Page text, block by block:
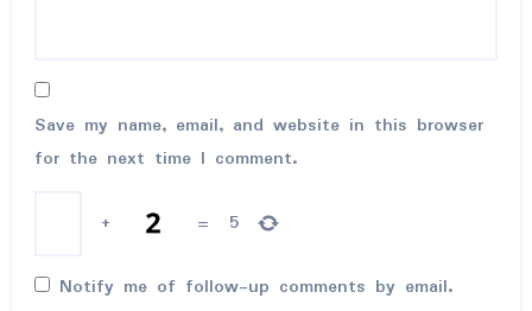
Save my name, email, and website in this browser
for the next time I comment.
+ = 5
Notify me of follow-up comments by email.